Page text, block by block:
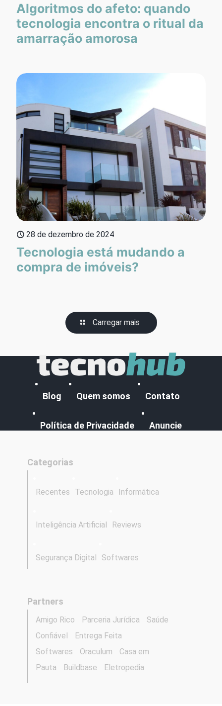
Algoritmos do afeto: quando
tecnologia encontra o ritual da
amarração amorosa
28 de dezembro de 2024
Tecnologia está mudando a
compra de imóveis?
Carregar mais
Blog Quem somos Contato
Política de Privacidade Anuncie
Categorias
Recentes Tecnologia Informática
Inteligência Artificial Reviews
Segurança Digital Softwares
Partners
Amigo Rico Parceria Jurídica
Saúde
Confiável
Entrega Feita
Softwares
Oraculum
Casa em
Pauta
Buildbase Eletropedia